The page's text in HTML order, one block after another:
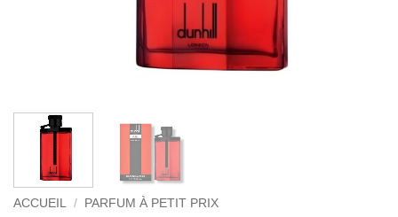
ACCUEIL / PARFUM À PETIT PRIX